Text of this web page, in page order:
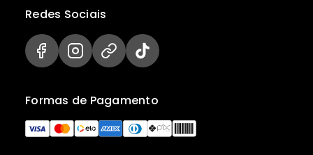
Formas de Pagamento
Redes Sociais